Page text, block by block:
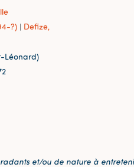
?) | Defize,
Léonard)
et/ou de nature à